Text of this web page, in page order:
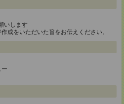
いします
成をいただいた旨をお伝えください。
ー